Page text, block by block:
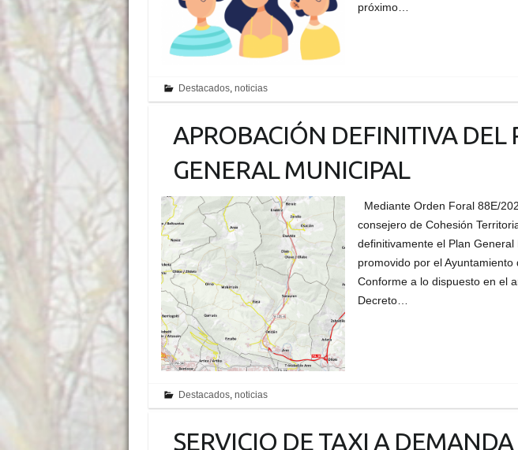
próximo…
Destacados, noticias
APROBACIÓN DEFINITIVA DEL
GENERAL MUNICIPAL
Mediante Orden Foral 88E/
consejero de Cohesión
definitivamente el Plan General
promovido por el Ayuntamiento
Conforme a lo dispuesto en el
Decreto…
Destacados, noticias
SERVICIO DE TAXI A DEMANDA